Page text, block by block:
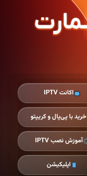
اکانت IPTV
خرید با پی‌پال و کریپتو
آموزش نصب IPTV
اپلیکیشن